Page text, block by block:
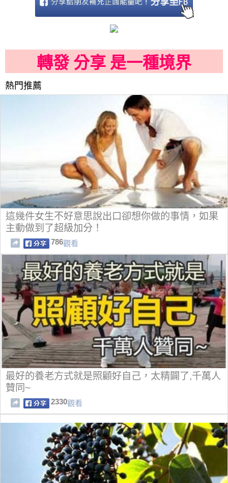
轉發 分享 是一種境界
熱門推薦
這幾件女生不好意思說出口卻想你做的事情，如果
主動做到了超級加分！
786觀看
最好的養老方式就是照顧好自己，太精闢了,千萬人
贊同~
2330觀看